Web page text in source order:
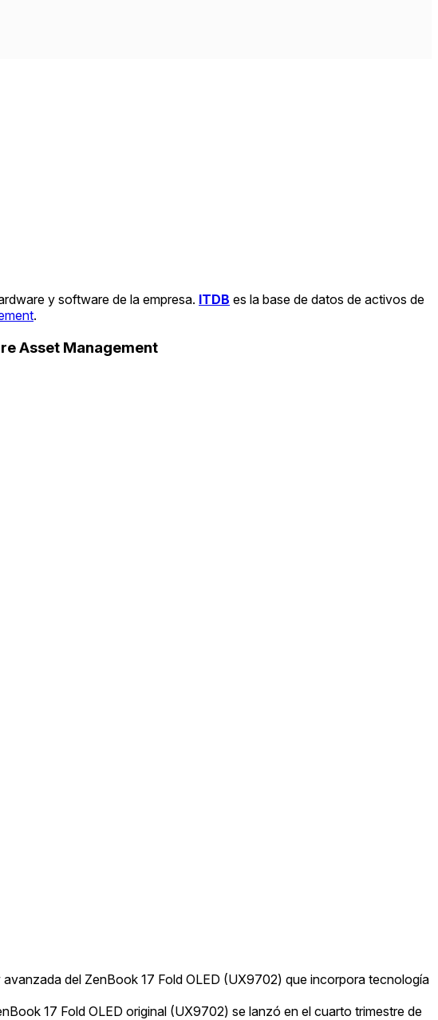
y software de la empresa. ITDB es la base de datos de activos de
.
Asset Management
del ZenBook 17 Fold OLED (UX9702) que incorpora tecnología
17 Fold OLED original (UX9702) se lanzó en el cuarto trimestre de